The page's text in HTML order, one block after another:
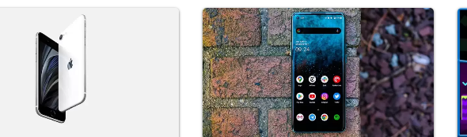
گوشی‌های میان‌رده مناسب برای خرید